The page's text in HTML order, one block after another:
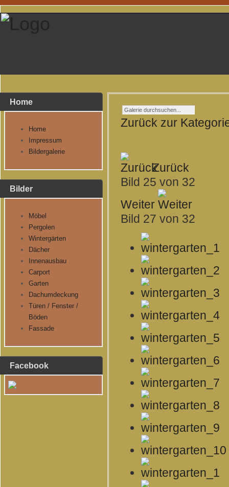
Home
Home
Impressum
Bildergalerie
Bilder
Möbel
Pergolen
Wintergärten
Dächer
Innenausbau
Carport
Garten
Dachumdeckung
Türen / Fenster /
Böden
Fassade
Facebook
Zurück zur
Zurück
Bild 25 von 32
Weiter
Bild 27 von 32